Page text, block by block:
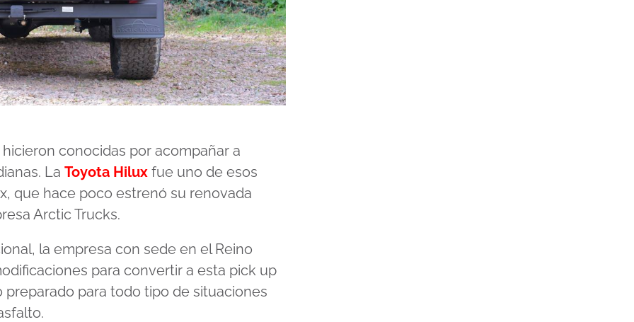
conocidas por acompañar a
La Toyota Hilux fue uno de esos
que hace poco estrenó su renovada
Arctic Trucks.
la empresa con sede en el Reino
para convertir a esta pick up
para todo tipo de situaciones